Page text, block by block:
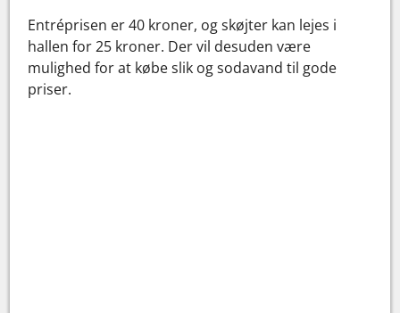
Entréprisen er 40 kroner, og skøjter kan lejes i
hallen for 25 kroner. Der vil desuden være
mulighed for at købe slik og sodavand til gode
priser.